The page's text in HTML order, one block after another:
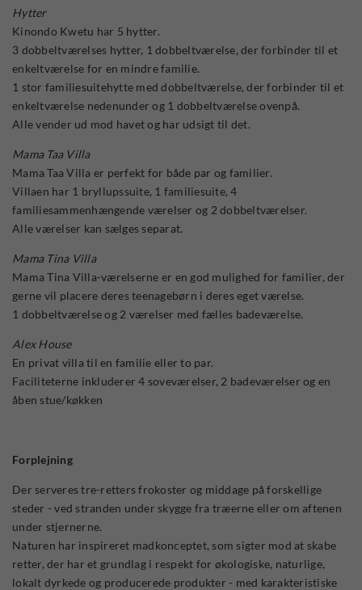
Hytter
Kinondo Kwetu har 5 hytter.
3 dobbeltværelses hytter, 1 dobbeltværelse, der forbinder til et
enkeltværelse for en mindre familie.
1 stor familiesuitehytte med dobbeltværelse, der forbinder til et
enkeltværelse nedenunder og 1 dobbeltværelse ovenpå.
Alle vender ud mod havet og har udsigt til det.
Mama Taa Villa
Mama Taa Villa er perfekt for både par og familier.
Villaen har 1 bryllupssuite, 1 familiesuite, 4
familiesammenhængende værelser og 2 dobbeltværelser.
Alle værelser kan sælges separat.
Mama Tina Villa
Mama Tina Villa-værelserne er en god mulighed for familier, der
gerne vil placere deres teenagebørn i deres eget værelse.
1 dobbeltværelse og 2 værelser med fælles badeværelse.
Alex House
En privat villa til en familie eller to par.
Faciliteterne inkluderer 4 soveværelser, 2 badeværelser og en
åben stue/køkken
Forplejning
Der serveres tre-retters frokoster og middage på forskellige
steder - ved stranden under skygge fra træerne eller om aftenen
under stjernerne.
Naturen har inspireret madkonceptet, som sigter mod at skabe
retter, der har et grundlag i respekt for økologiske, naturlige,
lokalt dyrkede og producerede produkter - med karakteristiske